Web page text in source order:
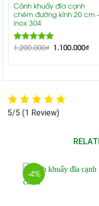
Cánh khuấy đĩa cạnh
chém đường kính 20 cm
inox 304
Rated5.00
1.200.000₫ 1.100.000₫
5/5 (1 Review)
-4%